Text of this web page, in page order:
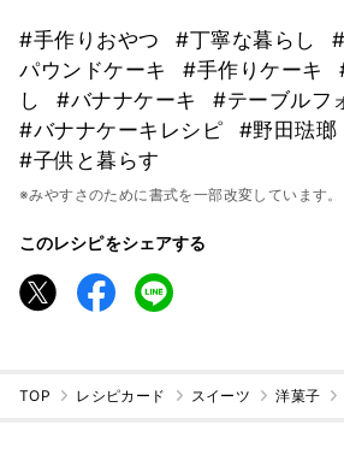
#手作りおやつ #丁寧な暮らし
パウンドケーキ
#手作りケーキ
し
#バナナケーキ #テーブルフ
#バナナケーキレシピ
#野田琺瑯
#子供と暮らす
※みやすさのために書式を一部改変しています。
このレシピをシェアする
TOP レシピカード スイーツ 洋菓子